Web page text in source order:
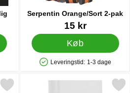
Serpentin Orange/Sort 2-pak
15 kr
Køb
Produkttilgængelighed: På lager
Leveringstid: 1-3 dage
Frynser som favorit
Markér cellofanposer